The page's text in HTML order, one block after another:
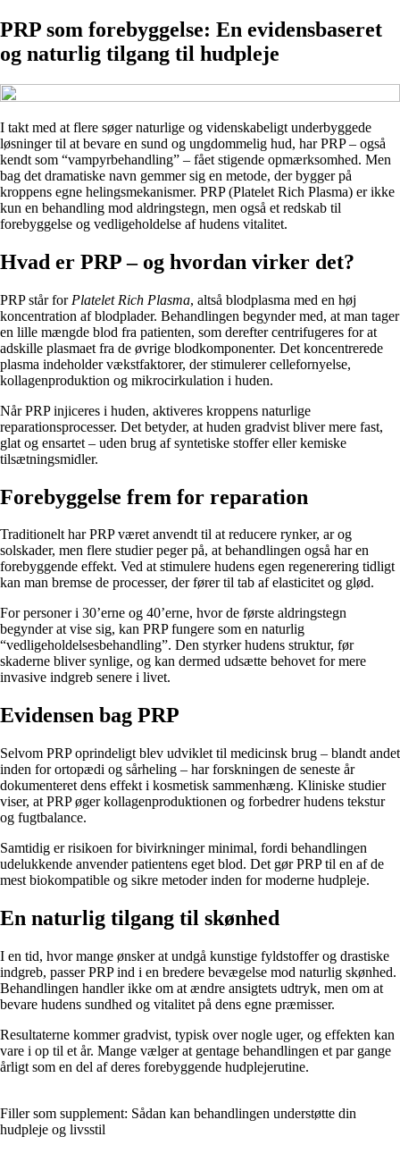
PRP som forebyggelse: En evidensbaseret
og naturlig tilgang til hudpleje
I takt med at flere søger naturlige og videnskabeligt underbyggede
løsninger til at bevare en sund og ungdommelig hud, har PRP – også
kendt som “vampyrbehandling” – fået stigende opmærksomhed. Men
bag det dramatiske navn gemmer sig en metode, der bygger på
kroppens egne helingsmekanismer. PRP (Platelet Rich Plasma) er ikke
kun en behandling mod aldringstegn, men også et redskab til
forebyggelse og vedligeholdelse af hudens vitalitet.
Hvad er PRP – og hvordan virker det?
PRP står for Platelet Rich Plasma, altså blodplasma med en høj
koncentration af blodplader. Behandlingen begynder med, at man tager
en lille mængde blod fra patienten, som derefter centrifugeres for at
adskille plasmaet fra de øvrige blodkomponenter. Det koncentrerede
plasma indeholder vækstfaktorer, der stimulerer cellefornyelse,
kollagenproduktion og mikrocirkulation i huden.
Når PRP injiceres i huden, aktiveres kroppens naturlige
reparationsprocesser. Det betyder, at huden gradvist bliver mere fast,
glat og ensartet – uden brug af syntetiske stoffer eller kemiske
tilsætningsmidler.
Forebyggelse frem for reparation
Traditionelt har PRP været anvendt til at reducere rynker, ar og
solskader, men flere studier peger på, at behandlingen også har en
forebyggende effekt. Ved at stimulere hudens egen regenerering tidligt
kan man bremse de processer, der fører til tab af elasticitet og glød.
For personer i 30’erne og 40’erne, hvor de første aldringstegn
begynder at vise sig, kan PRP fungere som en naturlig
“vedligeholdelsesbehandling”. Den styrker hudens struktur, før
skaderne bliver synlige, og kan dermed udsætte behovet for mere
invasive indgreb senere i livet.
Evidensen bag PRP
Selvom PRP oprindeligt blev udviklet til medicinsk brug – blandt andet
inden for ortopædi og sårheling – har forskningen de seneste år
dokumenteret dens effekt i kosmetisk sammenhæng. Kliniske studier
viser, at PRP øger kollagenproduktionen og forbedrer hudens tekstur
og fugtbalance.
Samtidig er risikoen for bivirkninger minimal, fordi behandlingen
udelukkende anvender patientens eget blod. Det gør PRP til en af de
mest biokompatible og sikre metoder inden for moderne hudpleje.
En naturlig tilgang til skønhed
I en tid, hvor mange ønsker at undgå kunstige fyldstoffer og drastiske
indgreb, passer PRP ind i en bredere bevægelse mod naturlig skønhed.
Behandlingen handler ikke om at ændre ansigtets udtryk, men om at
bevare hudens sundhed og vitalitet på dens egne præmisser.
Resultaterne kommer gradvist, typisk over nogle uger, og effekten kan
vare i op til et år. Mange vælger at gentage behandlingen et par gange
årligt som en del af deres forebyggende hudplejerutine.
Filler som supplement: Sådan kan behandlingen understøtte din
hudpleje og livsstil